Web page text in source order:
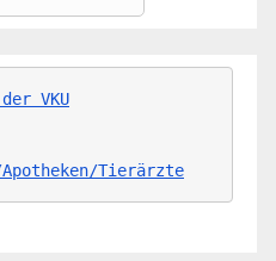
VKU
Tierärzte